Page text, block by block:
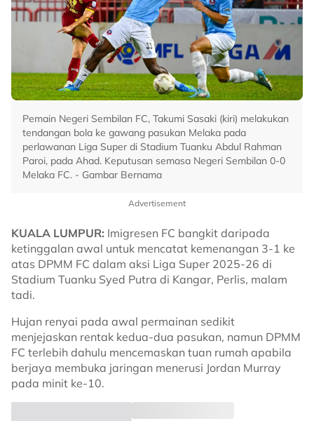
Pemain Negeri Sembilan FC, Takumi Sasaki (kiri) melakukan
tendangan bola ke gawang pasukan Melaka pada
perlawanan Liga Super di Stadium Tuanku Abdul Rahman
Paroi, pada Ahad. Keputusan semasa Negeri Sembilan 0-0
Melaka FC. - Gambar Bernama
Advertisement
KUALA LUMPUR: Imigresen FC bangkit daripada
ketinggalan awal untuk mencatat kemenangan 3-1 ke
atas DPMM FC dalam aksi Liga Super 2025-26 di
Stadium Tuanku Syed Putra di Kangar, Perlis, malam
tadi.
Hujan renyai pada awal permainan sedikit
menjejaskan rentak kedua-dua pasukan, namun DPMM
FC terlebih dahulu mencemaskan tuan rumah apabila
berjaya membuka jaringan menerusi Jordan Murray
pada minit ke-10.